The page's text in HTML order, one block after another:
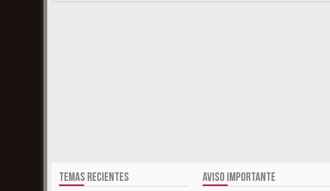
TEMAS RECIENTES AVISO IMPORTANTE